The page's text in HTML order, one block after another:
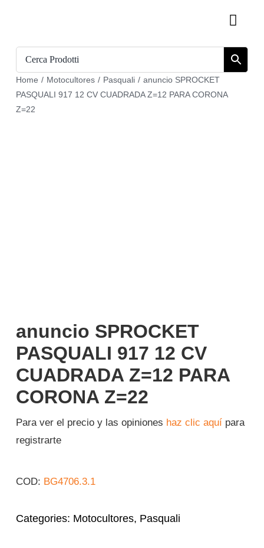
Catálogo
Home / Motocultores / Pasquali / anuncio SPROCKET
PASQUALI 917 12 CV CUADRADA Z=12 PARA CORONA
Z=22
anuncio SPROCKET
PASQUALI 917 12 CV
CUADRADA Z=12 PARA
CORONA Z=22
Para ver el precio y las opiniones haz clic aquípara
registrarte
COD: BG4706.3.1
Categories: Motocultores, Pasquali